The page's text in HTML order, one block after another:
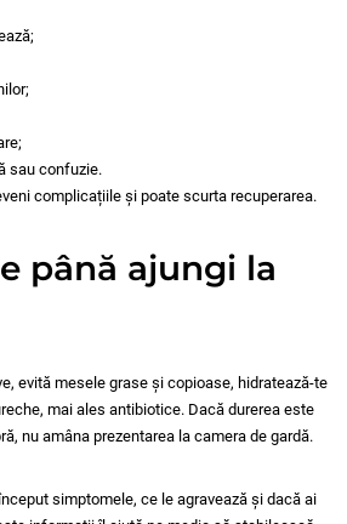
sau confuzie.
complicațiile și poate scurta recuperarea.
până ajungi la
evită mesele grase și copioase, hidratează-te
mai ales antibiotice. Dacă durerea este
nu amâna prezentarea la camera de gardă.
simptomele, ce le agravează și dacă ai